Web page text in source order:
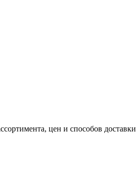
цен и способов доставки